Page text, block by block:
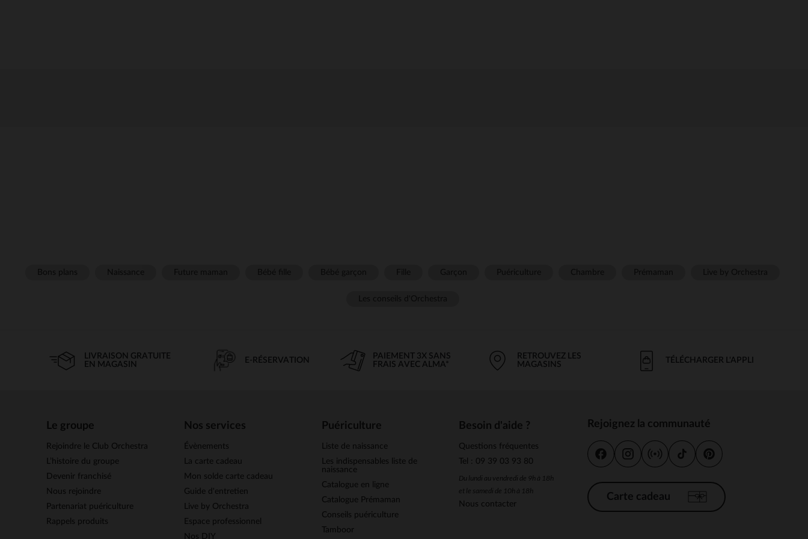
LIVRAISON GRATUITE
EN MAGASIN
E-RÉSERVATION
PAIEMENT 3X SANS
FRAIS AVEC ALMA*
RETROUVEZ LES
MAGASINS
TÉLÉCHARGER L'APPLI
Le groupe
Rejoindre le Club Orchestra
L’histoire du groupe
Devenir franchisé
Nous rejoindre
Partenariat puériculture
Rappels produits
Nos services
Évènements
La carte cadeau
Mon solde carte cadeau
Guide d'entretien
Live by Orchestra
Espace professionnel
Nos DIY
Puériculture
Liste de naissance
Les indispensables liste de
naissance
Catalogue en ligne
Catalogue Prémaman
Conseils puériculture
Tamboor
Besoin d'aide ?
Questions fréquentes
Tel : 09 39 03 93 80
Du lundi au vendredi de 9h à 18h
et le samedi de 10h à 18h
Nous contacter
Rejoignez la communauté
Carte cadeau